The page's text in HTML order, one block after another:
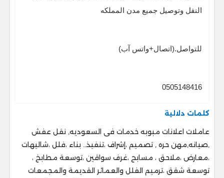
النقل وتوصيل جميع مدن المملكه
للتواصل.(اتصال+واتس آب)
0505148416
كلمات دلالية
عاملات اعلانات مبوبه خدمات فى السعوديه, نقل عفش
,صيانه,مهن حره , تصميم ،إشراف ،تنفيذ.. ‎بناء ،فلل ،شاليهات
،معارض ،ملاحق ، ‎مسابح ،غرف سواقين ،توسعة مطابخ ،
‎توسعة شقق ،ترميم الفلل والعمائر القديمة والمجمعات